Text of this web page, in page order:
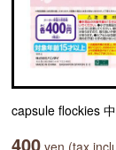
capsule flockies
400 yen (tax